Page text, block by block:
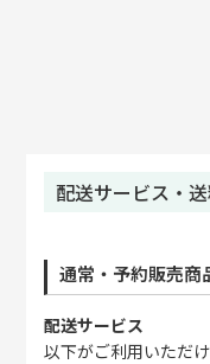
配送サービス・
通常・予約販売商
配送サービス
以下がご利用いただけ